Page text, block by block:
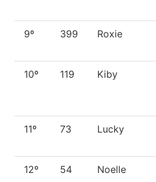
9º 399 Roxie
10º 119 Kiby
11º 73 Lucky
12º 54 Noelle